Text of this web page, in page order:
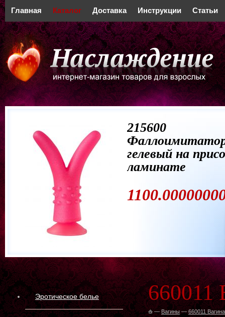
Главная Каталог Доставка Инструкции Статьи
215600
гелевый на
ламинате
Эротическое белье 660011
— Вагины — 660011